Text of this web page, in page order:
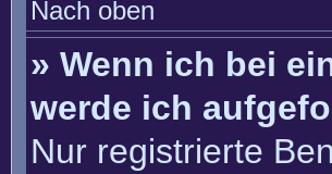
Nach oben
» Wenn ich bei
werde ich
Nur registrierte